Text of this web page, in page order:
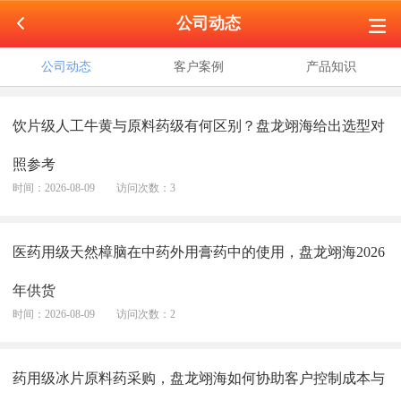
公司动态
公司动态 客户案例 产品知识
饮片级人工牛黄与原料药级有何区别？盘龙翊海给出选型对
照参考
时间：2026-08-09 访问次数：3
医药用级天然樟脑在中药外用膏药中的使用，盘龙翊海2026
年供货
时间：2026-08-09 访问次数：2
药用级冰片原料药采购，盘龙翊海如何协助客户控制成本与